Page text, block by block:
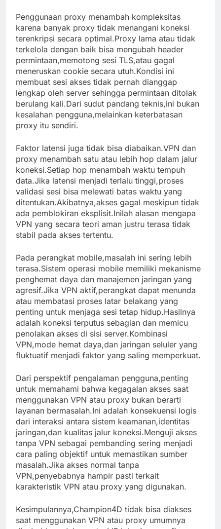
Penggunaan proxy menambah kompleksitas
karena banyak proxy tidak menangani koneksi
terenkripsi secara optimal.Proxy lama atau tidak
terkelola dengan baik bisa mengubah header
permintaan,memotong sesi TLS,atau gagal
meneruskan cookie secara utuh.Kondisi ini
membuat sesi akses tidak pernah dianggap
lengkap oleh server sehingga permintaan ditolak
berulang kali.Dari sudut pandang teknis,ini bukan
kesalahan pengguna,melainkan keterbatasan
proxy itu sendiri.
Faktor latensi juga tidak bisa diabaikan.VPN dan
proxy menambah satu atau lebih hop dalam jalur
koneksi.Setiap hop menambah waktu tempuh
data.Jika latensi menjadi terlalu tinggi,proses
validasi sesi bisa melewati batas waktu yang
ditentukan.Akibatnya,akses gagal meskipun tidak
ada pemblokiran eksplisit.Inilah alasan mengapa
VPN yang secara teori aman justru terasa tidak
stabil pada akses tertentu.
Pada perangkat mobile,masalah ini sering lebih
terasa.Sistem operasi mobile memiliki mekanisme
penghemat daya dan manajemen jaringan yang
agresif.Jika VPN aktif,perangkat dapat menunda
atau membatasi proses latar belakang yang
penting untuk menjaga sesi tetap hidup.Hasilnya
adalah koneksi terputus sebagian dan memicu
penolakan akses di sisi server.Kombinasi
VPN,mode hemat daya,dan jaringan seluler yang
fluktuatif menjadi faktor yang saling memperkuat.
Dari perspektif pengalaman pengguna,penting
untuk memahami bahwa kegagalan akses saat
menggunakan VPN atau proxy bukan berarti
layanan bermasalah.Ini adalah konsekuensi logis
dari interaksi antara sistem keamanan,identitas
jaringan,dan kualitas jalur koneksi.Menguji akses
tanpa VPN sebagai pembanding sering menjadi
cara paling objektif untuk memastikan sumber
masalah.Jika akses normal tanpa
VPN,penyebabnya hampir pasti terkait
karakteristik VPN atau proxy yang digunakan.
Kesimpulannya,Champion4D tidak bisa diakses
saat menggunakan VPN atau proxy umumnya